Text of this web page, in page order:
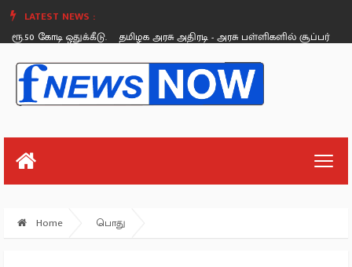
LATEST NEWS :
கோடி ஒதுக்கீடு.
தமிழக அரசு அதிரடி - அரசு பள்ளிகளில் சூப்பர்
Friday, August 26
Home பொது